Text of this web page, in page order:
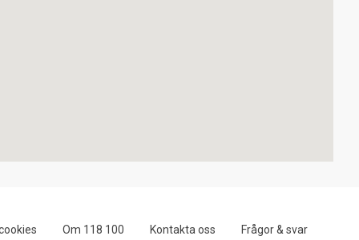
Om 118 100 Kontakta oss Frågor & svar